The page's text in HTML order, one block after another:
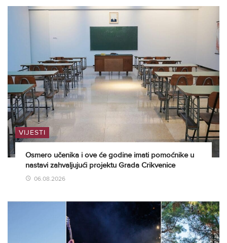
VIJESTI
Osmero učenika i ove će godine imati pomoćnike u
nastavi zahvaljujući projektu Grada Crikvenice
06.08.2026